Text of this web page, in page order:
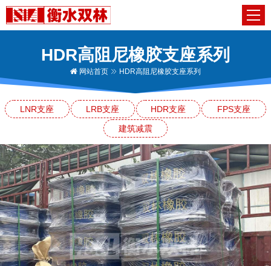
HDR高阻尼橡胶支座系列
网站首页 HDR高阻尼橡胶支座系列
LNR支座 LRB支座 HDR支座
FPS支座
建筑减震